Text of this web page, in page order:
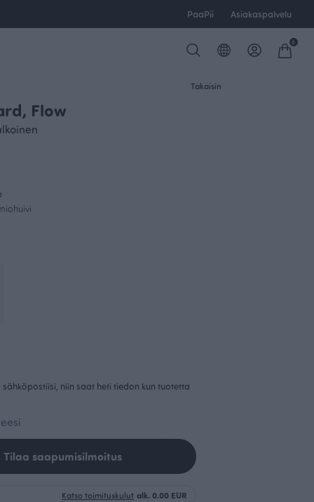
PaaPii Asiakaspalvelu
0
Takaisin
Flow
niin saat heti tiedon kun tuotetta
Tilaa saapumisilmoitus
Katso toimituskulut alk. 0.00 EUR